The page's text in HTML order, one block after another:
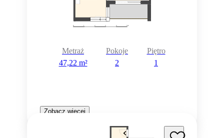
Metraż
47,22 m²
Pokoje
2
Piętro
1
Zobacz więcej